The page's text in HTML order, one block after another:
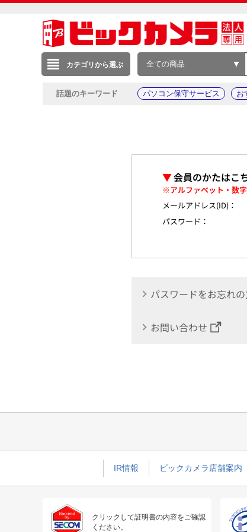
カテゴリから選ぶ 全ての商品
話題のキーワード パソコン保守サービス お
▼会員のかたはこ
※アルファベット・数
メールアドレス(ID)：
パスワード：
パスワードをお忘れ
お問い合わせ
IR情報 ビックカメラ店舗案内
クリックして証明書の内容をご確認
ください。